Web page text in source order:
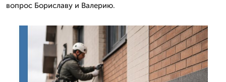
вопрос Бориславу и Валерию.